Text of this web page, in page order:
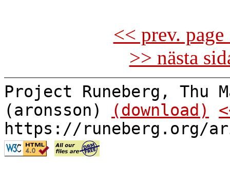
<< prev.
>> nästa
Project Runeberg, Thu
(aronsson)
(download)
https://runeberg.org/